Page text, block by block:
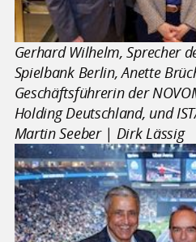
Gerhard Wilhelm, Sprecher
Spielbank Berlin, Anette
Geschäftsführerin der
Holding Deutschland, und
Martin Seeber | Dirk Lässig